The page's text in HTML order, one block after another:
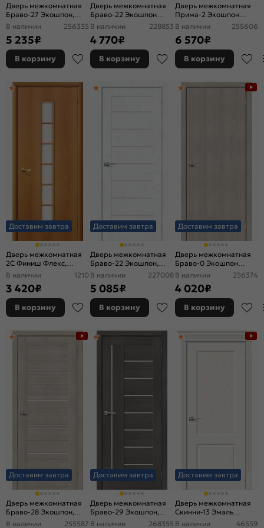
Дверь межкомнатная
Браво-27 Экошпон,
Cappuccino Melinga,
царговая
В наличии 256335
5 235₽
В корзину
Дверь межкомнатная
Браво-22 Экошпон
Riviera Ice,
без кромки, царговая
В наличии 228853
4 770₽
В корзину
Дверь межкомнатная
Прима-2 Экошпон
Cappuccino Melinga,
филенчатая
В наличии 255606
6 570₽
В корзину
Доставим завтра
Дверь межкомнатная
2С Финиш Флекс,
Ламинированные Л-12
остекленная, сатинат
белый, каркасно-
щитовая
В наличии 1210
3 420₽
В корзину
Доставим завтра
Дверь межкомнатная
Браво-22 Экошпон,
Snow Art, остекленная,
В наличии 227008
5 085₽
В корзину
Доставим завтра
Дверь межкомнатная
Браво-0 Экошпон
Cappuccino Melinga,
каркасно-щитовая
В наличии 256374
4 020₽
В корзину
Доставим завтра
Дверь межкомнатная
Браво-28 Экошпон,
Cappuccino Melinga,
В наличии 255587
Доставим завтра
Дверь межкомнатная
Браво-29 Экошпон,
Grey Melinga,
В наличии 268355
Доставим завтра
Дверь межкомнатная
Скинни-13 Эмаль
Whitey, без декора,
В наличии 46559